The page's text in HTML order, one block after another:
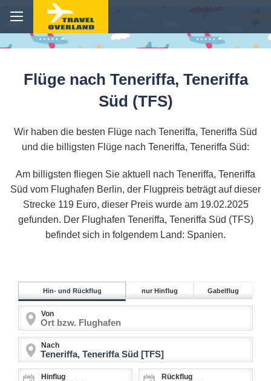
Flüge nach Teneriffa, Teneriffa
Süd (TFS)
Wir haben die besten Flüge nach Teneriffa, Teneriffa Süd
und die billigsten Flüge nach Teneriffa, Teneriffa Süd:
Am billigsten fliegen Sie aktuell nach Teneriffa, Teneriffa
Süd vom Flughafen Berlin, der Flugpreis beträgt auf dieser
Strecke 119 Euro, dieser Preis wurde am 19.02.2025
gefunden. Der Flughafen Teneriffa, Teneriffa Süd (TFS)
befindet sich in folgendem Land: Spanien.
Hin- und Rückflug nur Hinflug Gabelflug
Von
Nach
Hinflug Rückflug